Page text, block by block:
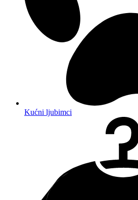
Kućni ljubimci